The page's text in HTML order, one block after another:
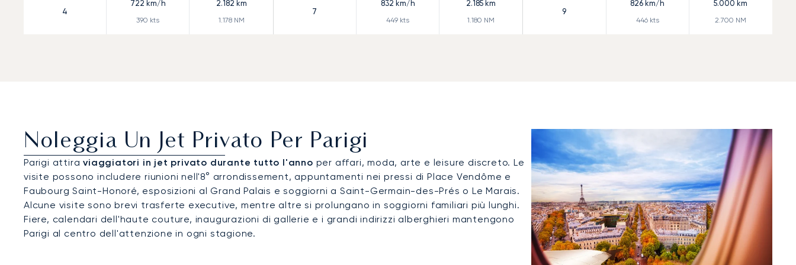
4
722 km/h
390 kts
2.182 km
1.178NM
7
832 km/h
449 kts
2.185 km
1.180 NM
9
826 km/h
446kts
5.000 km
2.700 NM
Noleggia Un Jet Privato Per Parigi
Parigi attiraviaggiatori in jet privato durante tutto l'anno per affari, moda, arte e leisure discreto. Le
visite possono includere riunioni nell'8° arrondissement, appuntamenti nei pressi di Place Vendôme e
Faubourg Saint-Honoré, esposizioni al Grand Palais e soggiorni a Saint-Germain-des-Prés o Le Marais.
Alcune visite sono brevi trasferte executive, mentre altre si prolungano in soggiorni familiari più lunghi.
Fiere, calendari dell'haute couture, inaugurazioni di gallerie e i grandi indirizzi alberghieri mantengono
Parigi al centro dell'attenzione in ogni stagione.